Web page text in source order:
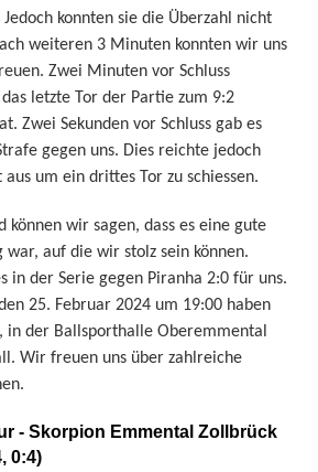
konnten sie die Überzahl nicht
weiteren 3 Minuten konnten wir uns
Zwei Minuten vor Schluss
letzte Tor der Partie zum 9:2
Zwei Sekunden vor Schluss gab es
gegen uns. Dies reichte jedoch
aus um ein drittes Tor zu schiessen.
können wir sagen, dass es eine gute
war, auf die wir stolz sein können.
in der Serie gegen Piranha 2:0 für uns.
25. Februar 2024 um 19:00 haben
in der Ballsporthalle Oberemmental
Wir freuen uns über zahlreiche
- Skorpion Emmental Zollbrück
0:4)